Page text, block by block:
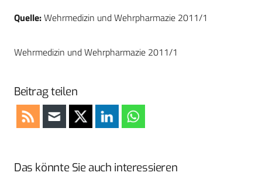
Quelle:Wehrmedizin und Wehrpharmazie 2011/1
Wehrmedizin und Wehrpharmazie 2011/1
Beitrag teilen
Das könnte Sie auch interessieren